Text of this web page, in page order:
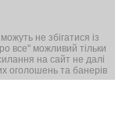
не збігатися із
все" можливий тільки
на сайт не далі
оголошень та банерів